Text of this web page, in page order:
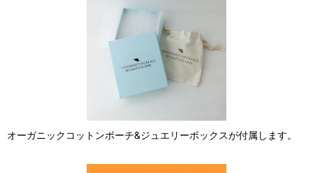
オーガニックコットンポーチ&ジュエリーボックスが付属します。